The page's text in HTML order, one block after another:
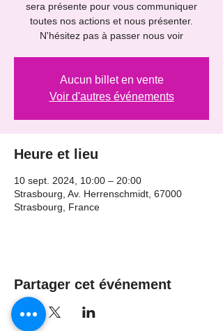
sera présente pour vous communiquer
toutes nos actions et nous présenter.
N'hésitez pas à passer nous voir
Aucun billet en vente
Voir d'autres événements
Heure et lieu
10 sept. 2024, 10:00 – 20:00
Strasbourg, Av. Herrenschmidt, 67000
Strasbourg, France
Partager cet événement